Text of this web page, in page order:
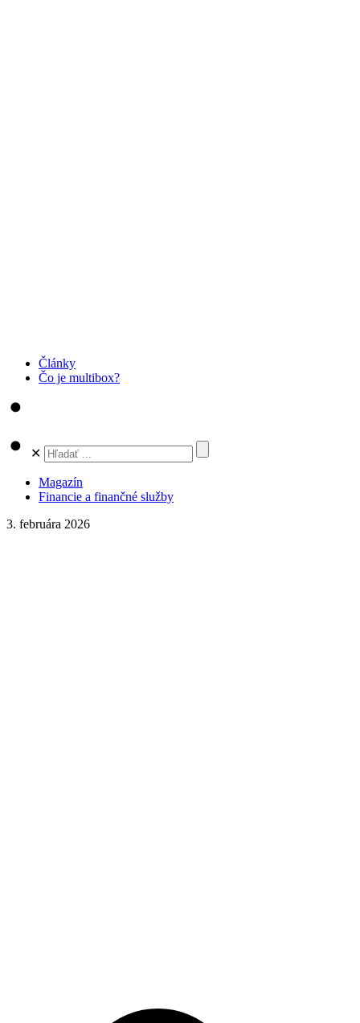
Články
Čo je multibox?
✕
Magazín
Financie a finančné služby
3. februára 2026